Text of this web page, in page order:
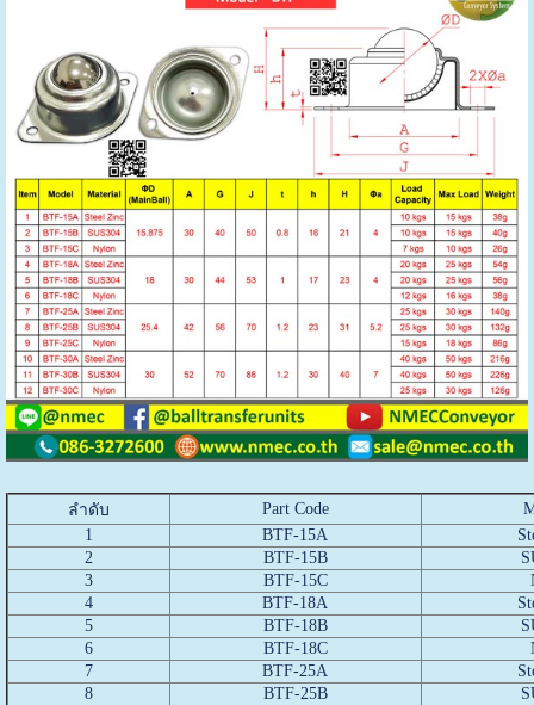
ลำดับ Part Code
1
BTF-15A
2
BTF-15B
3
BTF-15C
4
BTF-18A
5
BTF-18B
6
BTF-18C
7
BTF-25A
8
BTF-25B